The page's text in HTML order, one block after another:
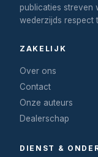
publicaties streven
wederzijds respect
ZAKELIJK
Over ons
Contact
Onze auteurs
Dealerschap
DIENST &